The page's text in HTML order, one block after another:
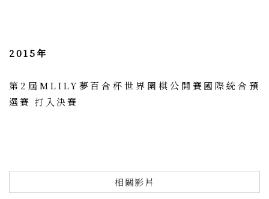
2015年
第2屆MLILY夢百合杯世界圍棋公開賽國際統合預
選賽 打入決賽
相關影片